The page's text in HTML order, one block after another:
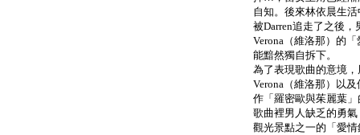
自知。後來林依晨生
被Darren追走了之後
Verona（維洛那）的
能黯然獨自拆下。
為了表現歌曲的意境
Verona（維洛那）以
作「羅密歐與茱麗葉
歌曲裡男人缺乏的勇
觀光景點之一的「愛